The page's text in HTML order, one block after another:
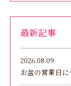
最新記事
2026.08.09
お盆の営業日に